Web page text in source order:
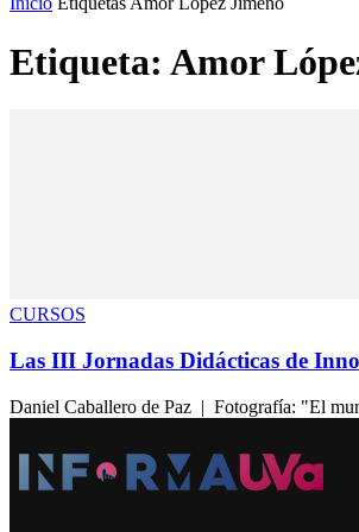
Etiqueta: Amor
CURSOS
Las III Jornadas Didácticas de
Daniel Caballero de Paz | Fotografía: "El